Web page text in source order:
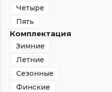
Четыре
Пять
Комплектация
Зимние
Летние
Сезонные
Финские